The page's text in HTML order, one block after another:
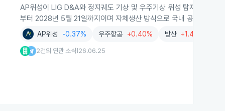
AP위성이 LIG D&A와 정지궤도 기상 및 우주기상 위성 탑재컴퓨터
부터 2028년 5월 21일까지이며 자체생산 방식으로 국내 공급에 영향
AP위성 -0.37% 우주항공 +0.40% 방산 +1.46%
2건의 연관 소식 26.06.25